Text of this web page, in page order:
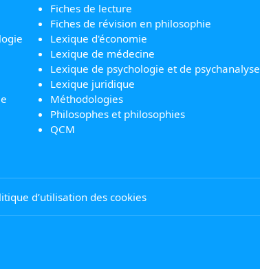
Fiches de lecture
Fiches de révision en philosophie
Lexique d'économie
Lexique de médecine
Lexique de psychologie et de psychanalyse
Lexique juridique
Méthodologies
Philosophes et philosophies
QCM
d’utilisation des cookies